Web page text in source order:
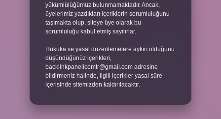
yükümlülüğümüz bulunmamaktadır. Ancak,
üyelerimiz yazdıkları içeriklerin sorumluluğunu
taşımakta olup, siteye üye olarak bu
sorumluluğu kabul etmiş sayılırlar.
Hukuka ve yasal düzenlemelere aykırı olduğunu
düşündüğünüz içerikleri,
backlinkpanelicomtr@gmail.com adresine
bildirmeniz halinde, ilgili içerikler yasal süre
içerisinde sitemizden kaldırılacaktır.